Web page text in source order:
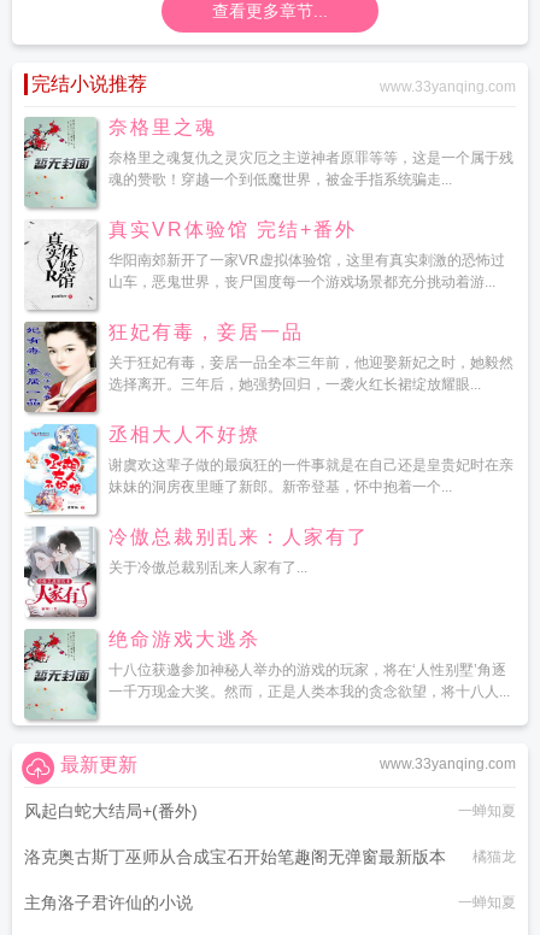
查看更多章节...
完结小说推荐 www.33yanqing.com
奈格里之魂
奈格里之魂复仇之灵灾厄之主逆神者原罪等等，这是一个属于残
魂的赞歌！穿越一个到低魔世界，被金手指系统骗走...
真实VR体验馆 完结+番外
华阳南郊新开了一家VR虚拟体验馆，这里有真实刺激的恐怖过
山车，恶鬼世界，丧尸国度每一个游戏场景都充分挑动着游...
狂妃有毒，妾居一品
关于狂妃有毒，妾居一品全本三年前，他迎娶新妃之时，她毅然
选择离开。三年后，她强势回归，一袭火红长裙绽放耀眼...
丞相大人不好撩
谢虞欢这辈子做的最疯狂的一件事就是在自己还是皇贵妃时在亲
妹妹的洞房夜里睡了新郎。新帝登基，怀中抱着一个...
冷傲总裁别乱来：人家有了
关于冷傲总裁别乱来人家有了...
绝命游戏大逃杀
十八位获邀参加神秘人举办的游戏的玩家，将在‘人性别墅’角逐
一千万现金大奖。然而，正是人类本我的贪念欲望，将十八人...
www.33yanqing.com
最新更新
风起白蛇大结局+(番外) 一蝉知夏
洛克奥古斯丁巫师从合成宝石开始笔趣阁无弹窗最新版本 橘猫龙
主角洛子君许仙的小说 一蝉知夏